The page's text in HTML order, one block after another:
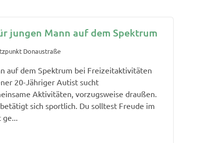
jungen Mann auf dem Spektrum
Donaustraße
auf dem Spektrum bei Freizeitaktivitäten
20-Jähriger Autist sucht
Aktivitäten, vorzugsweise draußen.
sich sportlich. Du solltest Freude im
ge...